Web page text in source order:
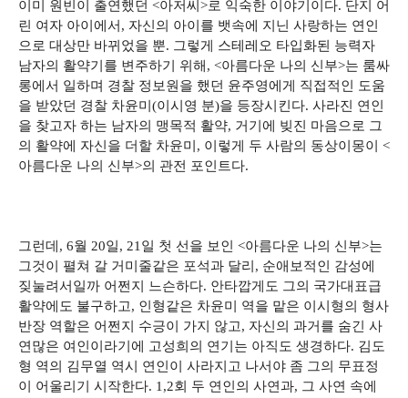
이미 원빈이 출연했던 <아저씨>로 익숙한 이야기이다. 단지 어
린 여자 아이에서, 자신의 아이를 뱃속에 지닌 사랑하는 연인
으로 대상만 바뀌었을 뿐. 그렇게 스테레오 타입화된 능력자
남자의 활약기를 변주하기 위해, <아름다운 나의 신부>는 룸싸
롱에서 일하며 경찰 정보원을 했던 윤주영에게 직접적인 도움
을 받았던 경찰 차윤미(이시영 분)을 등장시킨다. 사라진 연인
을 찾고자 하는 남자의 맹목적 활약, 거기에 빚진 마음으로 그
의 활약에 자신을 더할 차윤미, 이렇게 두 사람의 동상이몽이 <
아름다운 나의 신부>의 관전 포인트다.
그런데, 6월 20일, 21일 첫 선을 보인 <아름다운 나의 신부>는
그것이 펼쳐 갈 거미줄같은 포석과 달리, 순애보적인 감성에
짖눌려서일까 어쩐지 느슨하다. 안타깝게도 그의 국가대표급
활약에도 불구하고, 인형같은 차윤미 역을 맡은 이시형의 형사
반장 역할은 어쩐지 수긍이 가지 않고, 자신의 과거를 숨긴 사
연많은 여인이라기에 고성희의 연기는 아직도 생경하다. 김도
형 역의 김무열 역시 연인이 사라지고 나서야 좀 그의 무표정
이 어울리기 시작한다. 1,2회 두 연인의 사연과, 그 사연 속에